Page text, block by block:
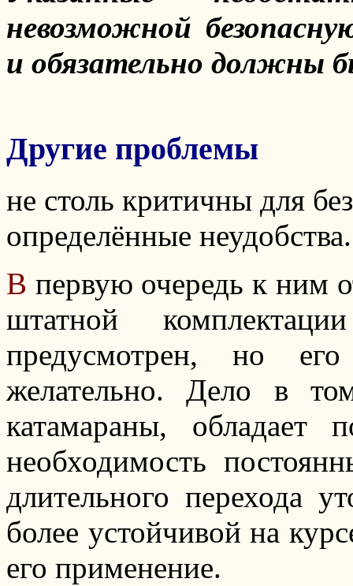
невозможной
и обязательно должны
Другие проблемы
не столь критичны для
определённые неудобства.
В первую очередь к ним
штатной
предусмотрен, но
желательно. Дело в
катамараны, обладает
необходимость
длительного перехода
более устойчивой на
его применение.